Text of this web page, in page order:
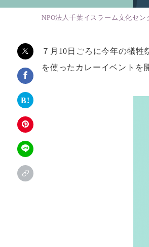
NPO法人千葉イスラーム文化セン
７月10日ごろに今年の犠
を使ったカレーイベントを